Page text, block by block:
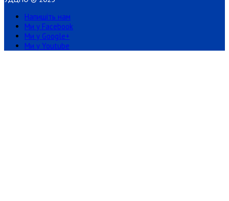
Напишіть нам
Ми у Facebook
Ми у Google+
Ми у Youtube